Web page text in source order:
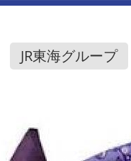
JR東海グループ